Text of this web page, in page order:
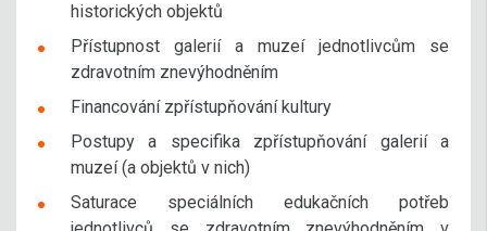
historických objektů
Přístupnost galerií a muzeí jednotlivcům se
zdravotním znevýhodněním
Financování zpřístupňování kultury
Postupy a specifika zpřístupňování galerií a
muzeí (a objektů v nich)
Saturace speciálních edukačních potřeb